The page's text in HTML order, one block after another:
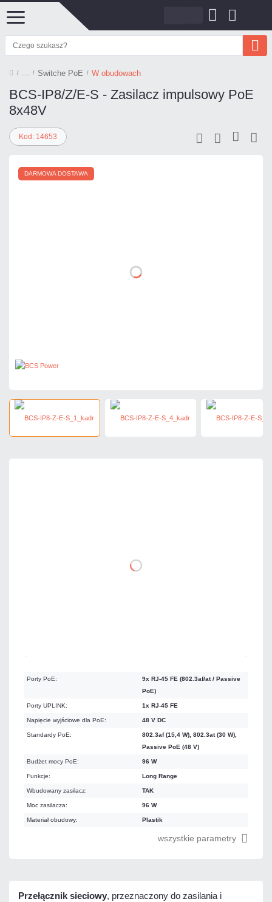
Switche PoE W obudowach
BCS-IP8/Z/E-S - Zasilacz impulsowy PoE
8x48V
Kod: 14653
Porty PoE:
9x RJ-45 FE (802.3af/at / Passive
PoE)
Porty UPLINK: 1x RJ-45 FE
Napięcie wyjściowe dla PoE: 48 V DC
Standardy PoE:
802.3af (15,4 W), 802.3at (30 W),
Passive PoE (48 V)
Budżet mocy PoE: 96 W
Funkcje: Long Range
Wbudowany zasilacz: TAK
Moc zasilacza: 96 W
Materiał obudowy: Plastik
wszystkie parametry
DARMOWA DOSTAWA
Przełącznik sieciowy, przeznaczony do zasilania i